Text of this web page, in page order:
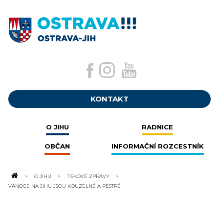
KONTAKT
O JIHU RADNICE
OBČAN INFORMAČNÍ ROZCESTNÍK
O JIHU
TISKOVÉ ZPRÁVY
VÁNOCE NA JIHU JSOU KOUZELNÉ A PESTRÉ